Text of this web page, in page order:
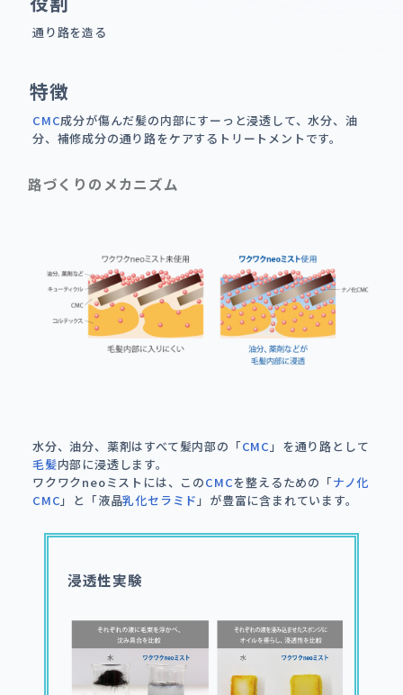
通り路を造る
特徴
CMC成分が傷んだ髪の内部にすーっと浸透して、水分、油
分、補修成分の通り路をケアするトリートメントです。
路づくりのメカニズム
水分、油分、薬剤はすべて髪内部の「CMC 」を通り路として
毛髪内部に浸透します。
ワクワクneoミストには、このCMCを整えるための「ナノ化
CMC 」と「液晶乳化セラミド 」が豊富に含まれています。
浸透性実験